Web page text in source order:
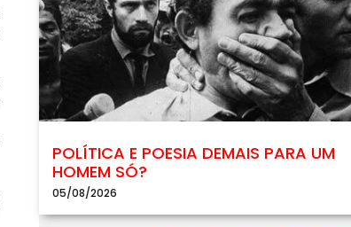
POLÍTICA E POESIA DEMAIS PARA UM
HOMEM SÓ?
05/08/2026